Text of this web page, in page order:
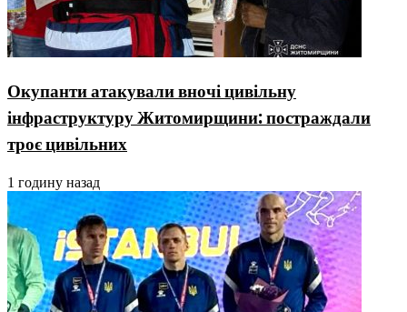
Окупанти атакували вночі цивільну
інфраструктуру Житомирщини: постраждали
троє цивільних
1 годину назад